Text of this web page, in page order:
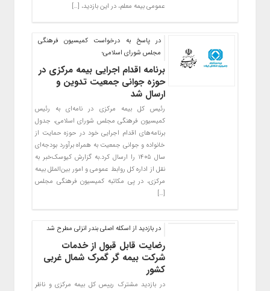
عمومی بیمه معلم، در این بازدید، […]
در پاسخ به درخواست کمیسیون فرهنگی
مجلس شورای اسلامی؛
برنامه اقدام اجرایی بیمه مرکزی در
حوزه جوانی جمعیت تدوین و
ارسال شد
رئیس کل بیمه مرکزی در نامه‌ای به رئیس
کمیسیون فرهنگی مجلس شورای اسلامی، جدول
برنامه‌های اقدام اجرایی خود در حوزه حمایت از
خانواده و جوانی جمعیت به‌ همراه برآورد بودجه‌ای
سال ۱۴۰۵ را ارسال کرد.به گزارش کیوسک‌خبر به
نقل از اداره کل روابط عمومی و امور بین‌الملل بیمه
مرکزی، در پی مکاتبه کمیسیون فرهنگی مجلس
[…]
در بازدید از اسکله اصلی بندر انزلی مطرح شد
رضایت قابل قبول از خدمات
شرکت بیمه گر گمرک شمال غربی
کشور
در بازدید مشترک رییس کل بیمه مرکزی و ناظر